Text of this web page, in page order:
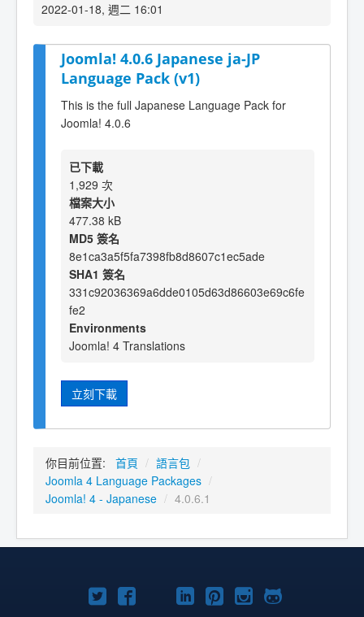
2022-01-18, 週二 16:01
Joomla! 4.0.6 Japanese ja-JP
Language Pack (v1)
This is the full Japanese Language Pack for
Joomla! 4.0.6
已下載
1,929 次
檔案大小
477.38 kB
MD5 簽名
8e1ca3a5f5fa7398fb8d8607c1ec5ade
SHA1 簽名
331c92036369a6dde0105d63d86603e69c6fe
fe2
Environments
Joomla! 4 Translations
立刻下載
你目前位置: 首頁 / 語言包 /
Joomla 4 Language Packages /
Joomla! 4 - Japanese / 4.0.6.1
TwitterFacebookYouTube
Linkedln
Pinterest
Instagram
GitHub